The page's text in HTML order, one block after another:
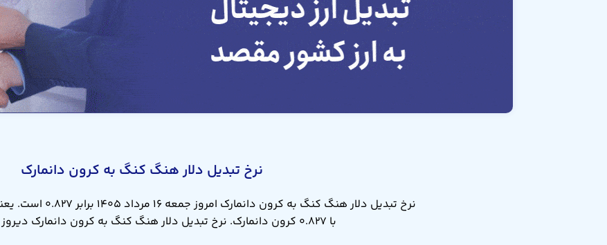
نرخ تبدیل دلار هنگ کنگ به کرون دانمارک
با ۰.۸۲۷ کرون دانمارک. نرخ تبدیل دلار هنگ کنگ به کرون دانمارک دیروز ۰.۸۲۷ بود.